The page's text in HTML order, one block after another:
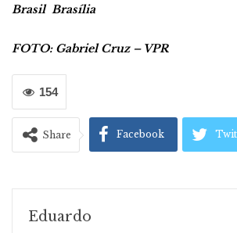
Brasil Brasília
FOTO: Gabriel Cruz – VPR
154
Share Facebook
Eduardo